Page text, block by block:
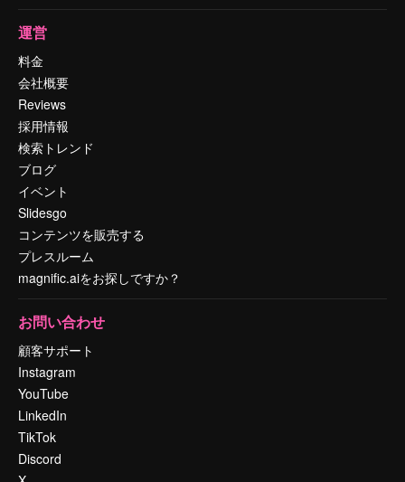
運営
料金
会社概要
Reviews
採用情報
検索トレンド
ブログ
イベント
Slidesgo
コンテンツを販売する
プレスルーム
magnific.aiをお探しですか？
お問い合わせ
顧客サポート
Instagram
YouTube
LinkedIn
TikTok
Discord